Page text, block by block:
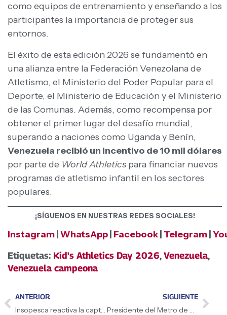
como equipos de entrenamiento y enseñando a los
participantes la importancia de proteger sus
entornos.
El éxito de esta edición 2026 se fundamentó en
una alianza entre la Federación Venezolana de
Atletismo, el Ministerio del Poder Popular para el
Deporte, el Ministerio de Educación y el Ministerio
de las Comunas. Además, como recompensa por
obtener el primer lugar del desafío mundial,
superando a naciones como Uganda y Benín,
Venezuela recibió un incentivo de 10 mil dólares
por parte de World Athletics para financiar nuevos
programas de atletismo infantil en los sectores
populares.
¡SÍGUENOS EN NUESTRAS REDES SOCIALES!
Instagram WhatsApp Facebook Telegram
Etiquetas: Kid's Athletics Day 2026,Venezuela,
Venezuela campeona
ANTERIOR
Insopesca reactiva la captura de camarón en Miranda y Anzoátegui
SIGUIENTE
Presidente del Metro de Caracas, Carlos Silva, aseveró que el sistema está en «un proceso de mejora continua»